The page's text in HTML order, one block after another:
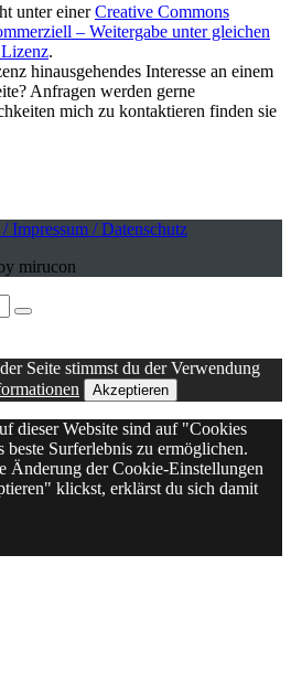
unter einerCreative Commons
– Weitergabe unter gleichen
.
hinausgehendes Interesse an einem
Anfragen werden gerne
mich zu kontaktieren finden sie
Impressum / Datenschutz
mirucon
Search
Seite stimmst du der Verwendung
Akzeptieren
dieser Website sind auf "Cookies
beste Surferlebnis zu ermöglichen.
Änderung der Cookie-Einstellungen
klickst, erklärst du sich damit